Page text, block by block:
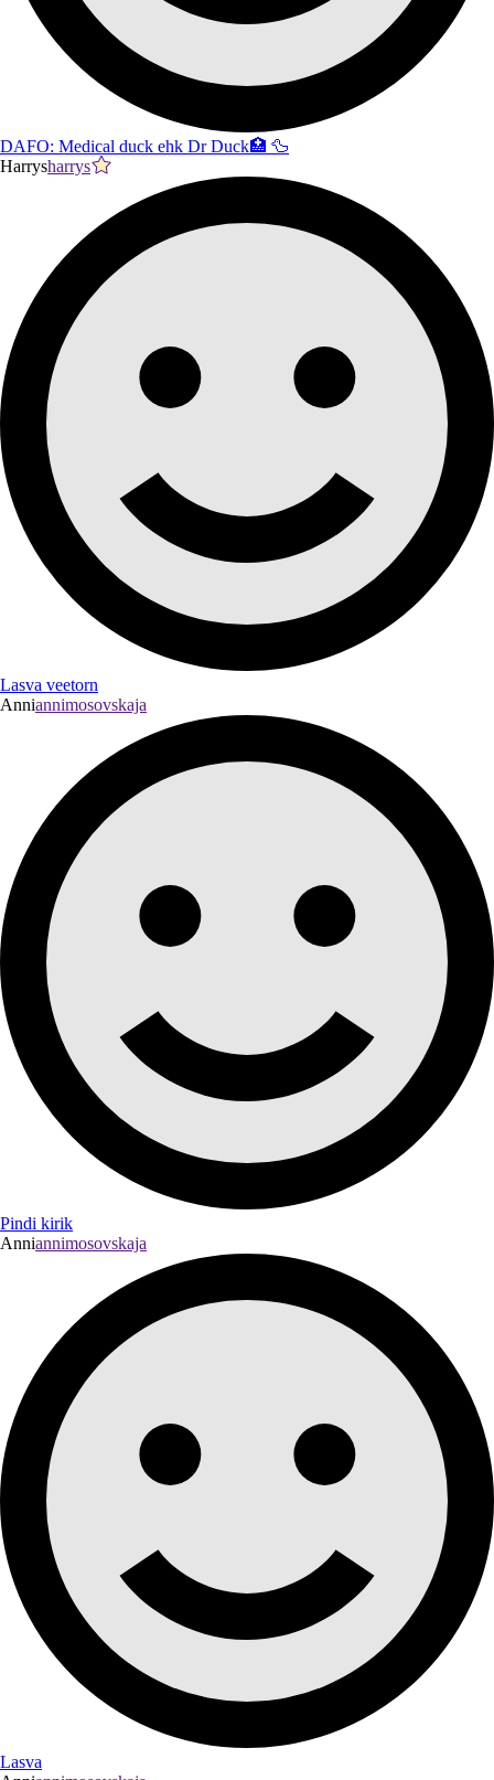
DAFO: Medical duck ehk Dr Duck🏥 🦆
Harrysharrys
Lasva veetorn
Anniannimosovskaja
Pindi kirik
Anniannimosovskaja
Lasva